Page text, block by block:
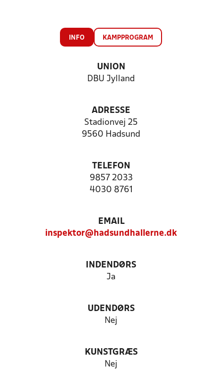
INFO KAMPPROGRAM
UNION
DBU Jylland
ADRESSE
Stadionvej 25
9560 Hadsund
TELEFON
9857 2033
4030 8761
EMAIL
inspektor@hadsundhallerne.dk
INDENDØRS
Ja
UDENDØRS
Nej
KUNSTGRÆS
Nej